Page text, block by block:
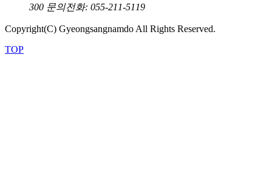
300 문의전화: 055-211-5119
Copyright(C) Gyeongsangnamdo All Rights Reserved.
TOP